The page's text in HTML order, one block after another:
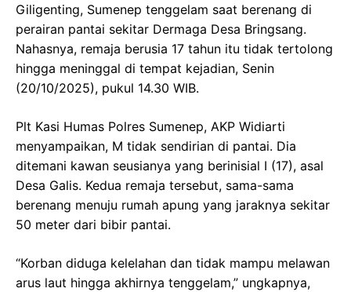
Giligenting, Sumenep tenggelam saat berenang di
perairan pantai sekitar Dermaga Desa Bringsang.
Nahasnya, remaja berusia 17 tahun itu tidak tertolong
hingga meninggal di tempat kejadian, Senin
(20/10/2025), pukul 14.30 WIB.
Plt Kasi Humas Polres Sumenep, AKP Widiarti
menyampaikan, M tidak sendirian di pantai. Dia
ditemani kawan seusianya yang berinisial I (17), asal
Desa Galis. Kedua remaja tersebut, sama-sama
berenang menuju rumah apung yang jaraknya sekitar
50 meter dari bibir pantai.
“Korban diduga kelelahan dan tidak mampu melawan
arus laut hingga akhirnya tenggelam,” ungkapnya,